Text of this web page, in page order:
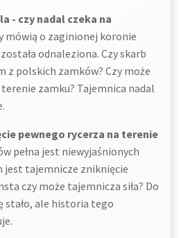
- czy nadal czeka na
mówią o zaginionej koronie
odnaleziona. Czy skarb
z polskich zamków? Czy może
zamku? Tajemnica nadal
pewnego rycerza na terenie
pełna jest niewyjaśnionych
jest tajemnicze zniknięcie
czy może tajemnicza siła? Do
stało, ale historia tego